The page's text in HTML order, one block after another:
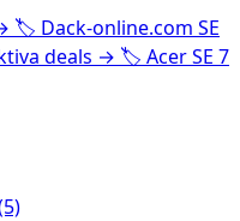
🏷️ Dack-online.com SE
deals → 🏷️ Acer SE 7